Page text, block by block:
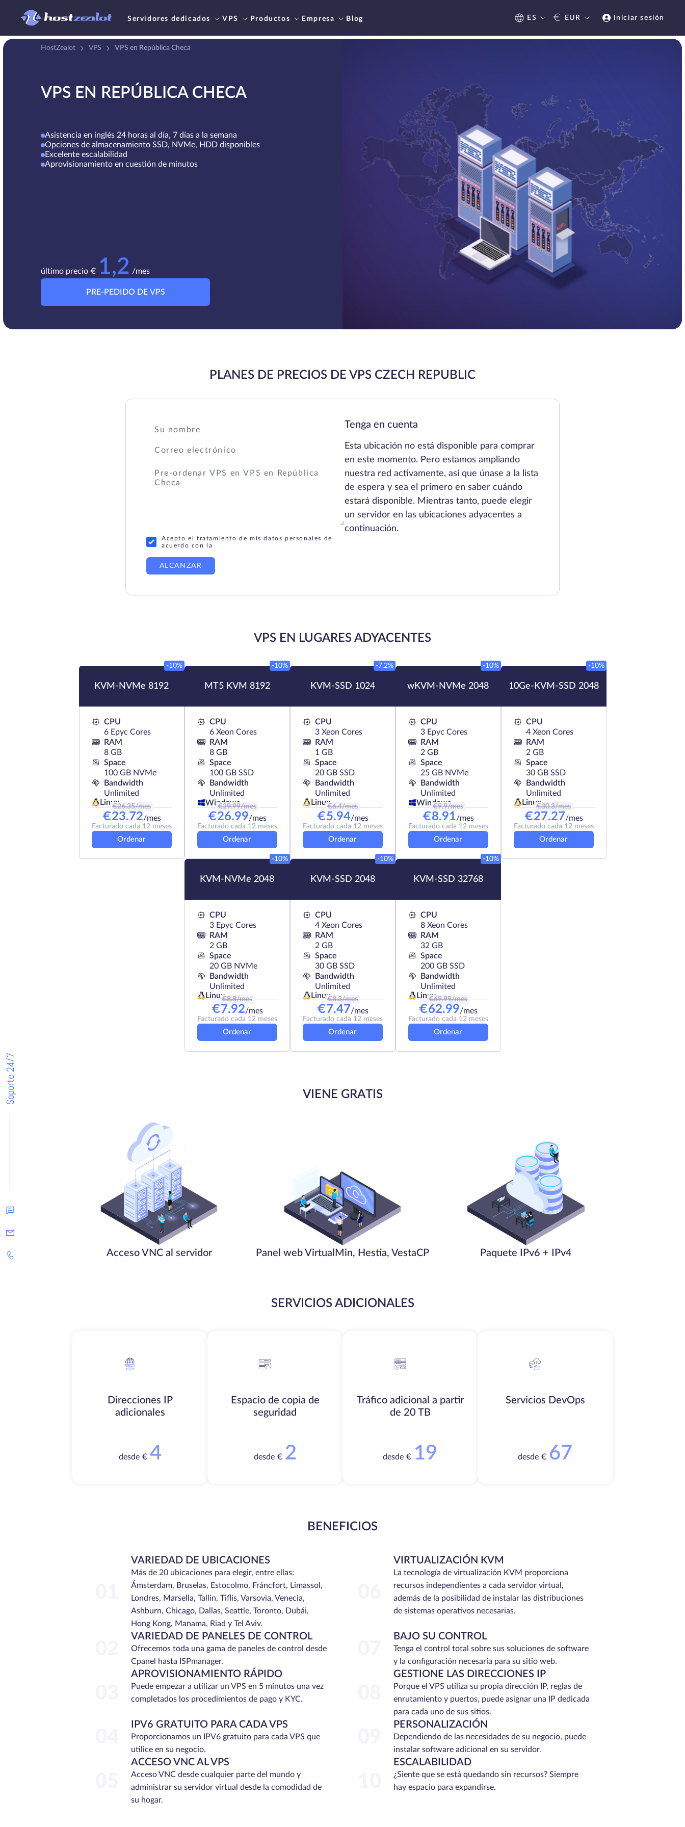
Servidores dedicados VPS Productos Empresa Blog ES € EUR Iniciar sesión
Soporte 24/7
HostZealot VPS VPS en República Checa
VPS EN REPÚBLICA CHECA
Asistencia en inglés 24 horas al día, 7 días a la semana
Opciones de almacenamiento SSD, NVMe, HDD disponibles
Excelente escalabilidad
Aprovisionamiento en cuestión de minutos
último precio € 1,2 /mes
PRE-PEDIDO DE VPS
PLANES DE PRECIOS DE VPS CZECH REPUBLIC
Acepto el tratamiento de mis datos personales de
acuerdo con la
ALCANZAR
Tenga en cuenta
Esta ubicación no está disponible para comprar
en este momento. Pero estamos ampliando
nuestra red activamente, así que únase a la lista
de espera y sea el primero en saber cuándo
estará disponible. Mientras tanto, puede elegir
un servidor en las ubicaciones adyacentes a
continuación.
VPS EN LUGARES ADYACENTES
KVM-NVMe 8192
-10%
CPU
6 Epyc Cores
RAM
8 GB
Space
100 GB NVMe
Bandwidth
Unlimited
Linux
€26.35/mes
€23.72/mes
Facturado cada 12 meses
Ordenar
MT5 KVM 8192
-10%
CPU
6 Xeon Cores
RAM
8 GB
Space
100 GB SSD
Bandwidth
Unlimited
Windows
€29.99/mes
€26.99/mes
Facturado cada 12 meses
Ordenar
KVM-SSD 1024
-7.2%
CPU
3 Xeon Cores
RAM
1 GB
Space
20 GB SSD
Bandwidth
Unlimited
Linux€6.4/mes
€5.94/mes
Facturado cada 12 meses
Ordenar
wKVM-NVMe 2048
-10%
CPU
3 Epyc Cores
RAM
2 GB
Space
25 GB NVMe
Bandwidth
Unlimited
Windows
€9.9/mes
€8.91/mes
Facturado cada 12 meses
Ordenar
10Ge-KVM-SSD 2048
-10%
CPU
4 Xeon Cores
RAM
2 GB
Space
30 GB SSD
Bandwidth
Unlimited
Linux
€30.3/mes
€27.27/mes
Facturado cada 12 meses
Ordenar
KVM-NVMe 2048
-10%
CPU
3 Epyc Cores
RAM
2 GB
Space
20 GB NVMe
Bandwidth
Unlimited
Linux€8.8/mes
€7.92/mes
Facturado cada 12 meses
Ordenar
KVM-SSD 2048
-10%
CPU
4 Xeon Cores
RAM
2 GB
Space
30 GB SSD
Bandwidth
Unlimited
Linux€8.3/mes
€7.47/mes
Facturado cada 12 meses
Ordenar
KVM-SSD 32768
-10%
CPU
8 Xeon Cores
RAM
32 GB
Space
200 GB SSD
Bandwidth
Unlimited
Linux
€69.99/mes
€62.99/mes
Facturado cada 12 meses
Ordenar
VIENE GRATIS
Acceso VNC al servidor Panel web VirtualMin, Hestia, VestaCP Paquete IPv6 + IPv4
SERVICIOS ADICIONALES
Direcciones IP
adicionales
desde € 4
Espacio de copia de
seguridad
desde € 2
Tráfico adicional a partir
de 20 TB
desde € 19
Servicios DevOps
desde € 67
BENEFICIOS
VARIEDAD DE UBICACIONES
Más de 20 ubicaciones para elegir, entre ellas:
Ámsterdam, Bruselas, Estocolmo, Fráncfort, Limassol,
Londres, Marsella, Tallin, Tiflis, Varsovia, Venecia,
Ashburn, Chicago, Dallas, Seattle, Toronto, Dubái,
Hong Kong, Manama, Riad y Tel Aviv.
VIRTUALIZACIÓN KVM
La tecnología de virtualización KVM proporciona
recursos independientes a cada servidor virtual,
además de la posibilidad de instalar las distribuciones
de sistemas operativos necesarias.
VARIEDAD DE PANELES DE CONTROL
Ofrecemos toda una gama de paneles de control desde
Cpanel hasta ISPmanager.
BAJO SU CONTROL
Tenga el control total sobre sus soluciones de software
y la configuración necesaria para su sitio web.
APROVISIONAMIENTO RÁPIDO
Puede empezar a utilizar un VPS en 5 minutos una vez
completados los procedimientos de pago y KYC.
GESTIONE LAS DIRECCIONES IP
Porque el VPS utiliza su propia dirección IP, reglas de
enrutamiento y puertos, puede asignar una IP dedicada
para cada uno de sus sitios.
IPV6 GRATUITO PARA CADA VPS
Proporcionamos un IPV6 gratuito para cada VPS que
utilice en su negocio.
PERSONALIZACIÓN
Dependiendo de las necesidades de su negocio, puede
instalar software adicional en su servidor.
ACCESO VNC AL VPS
Acceso VNC desde cualquier parte del mundo y
administrar su servidor virtual desde la comodidad de
su hogar.
ESCALABILIDAD
¿Siente que se está quedando sin recursos? Siempre
hay espacio para expandirse.